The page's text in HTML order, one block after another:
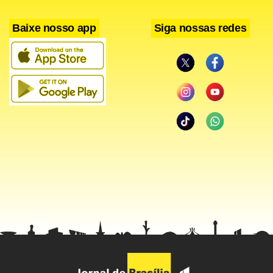
Baixe nosso app Siga nossas redes